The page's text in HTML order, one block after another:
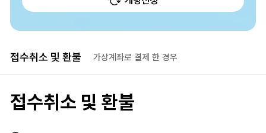
접수취소 및 환불 가상계좌로 결제 한 경우
접수취소 및 환불